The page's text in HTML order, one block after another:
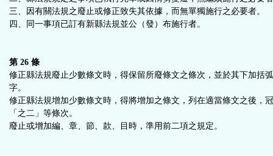
三、因有關法規之廢止或修正致失其依據，而無單獨施行之必要者。
四、同一事項已訂有新縣法規並公（發）布施行者。
第 26 條
修正縣法規廢止少數條文時，得保留所廢條文之條次，並於其下加括
字。
修正縣法規增加少數條文時，得將增加之條文，列在適當條文之後，
「之二」等條次。
廢止或增加編、章、節、款、目時，準用前二項之規定。